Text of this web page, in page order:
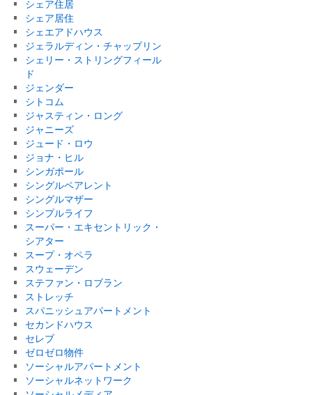
シェア住居
シェア居住
シェエアドハウス
ジェラルディン・チャップリン
シェリー・ストリングフィール
ド
ジェンダー
シトコム
ジャスティン・ロング
ジャニーズ
ジュード・ロウ
ジョナ・ヒル
シンガポール
シングルペアレント
シングルマザー
シンプルライフ
スーパー・エキセントリック・
シアター
スープ・オペラ
スウェーデン
ステファン・ロブラン
ストレッチ
スパニッシュアパートメント
セカンドハウス
セレブ
ゼロゼロ物件
ソーシャルアパートメント
ソーシャルネットワーク